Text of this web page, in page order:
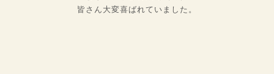
皆さん大変喜ばれていました。